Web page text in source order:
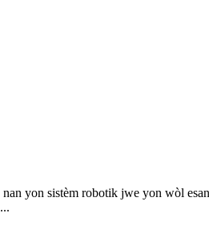
yon sistèm robotik jwe yon wòl